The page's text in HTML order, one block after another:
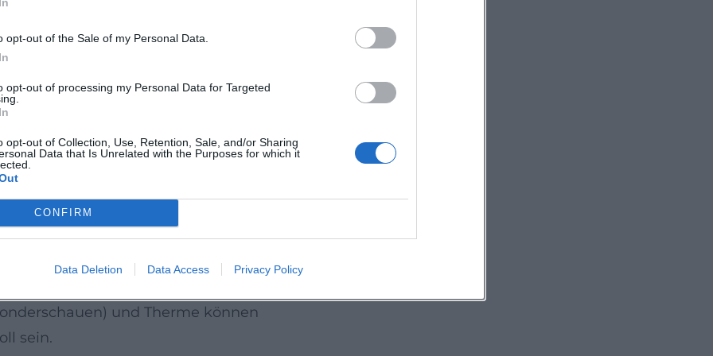
opt-out of the Sale of my Personal Data.
opt-out of processing my Personal Data for Targeted
opt-out of Collection, Use, Retention, Sale, and/or Sharing
Data that Is Unrelated with the Purposes for which it
CONFIRM
Data Deletion Data Access Privacy Policy
ist die Therme mit Rutschen,
eine wetterunabhängige Alternative.
und Saunaregeln vorab.
aktuellen Verbindungen und
stadtintern vergleichsweise nah;
je Weg.
an Tageslicht und Temperaturen an;
und Therme können
sein.